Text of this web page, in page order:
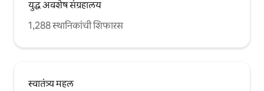
युद्ध अवशेष संग्रहालय
1,288 स्थानिकांची शिफारस
स्वातंत्र्य महल